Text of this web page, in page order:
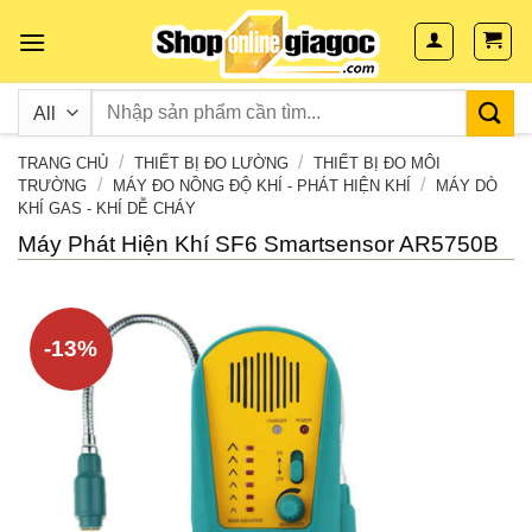
TRANG CHỦ / THIẾT BỊ ĐO LƯỜNG / THIẾT BỊ ĐO MÔI
TRƯỜNG / MÁY ĐO NỒNG ĐỘ KHÍ - PHÁT HIỆN KHÍ /
MÁY DÒ
KHÍ GAS - KHÍ DỄ CHÁY
Máy Phát Hiện Khí SF6 Smartsensor AR5750B
-13%